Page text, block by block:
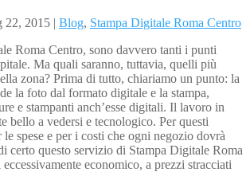
22, 2015 | Blog, Stampa Digitale Roma Centro
Roma Centro, sono davvero tanti i punti
Ma quali saranno, tuttavia, quelli più
zona? Prima di tutto, chiariamo un punto: la
la foto dal formato digitale e la stampa,
e stampanti anch’esse digitali. Il lavoro in
bello a vedersi e tecnologico. Per questi
spese e per i costi che ogni negozio dovrà
certo questo servizio di Stampa Digitale Roma
economico, a prezzi stracciati